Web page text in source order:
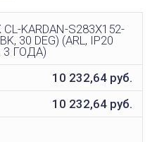
KARDAN-S283X152-
30 DEG) (ARL, IP20
ГОДА)
10 232,64 руб.
10 232,64 руб.